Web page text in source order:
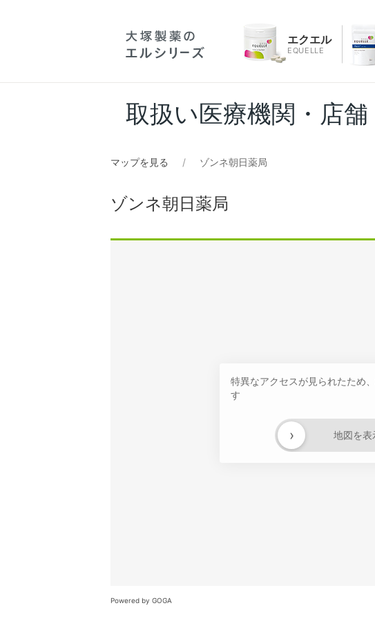
エクエル
EQUELLE
取扱い医療機関・店舗
マップを見る ゾンネ朝日薬局
ゾンネ朝日薬局
特異なアクセスが見られたため
す
地図を表
›
Powered by GOGA